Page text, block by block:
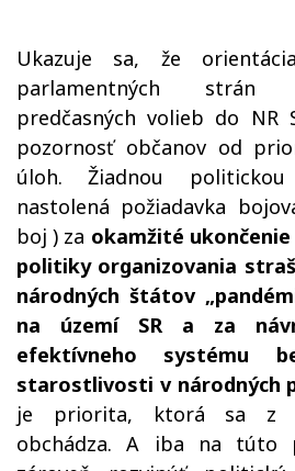
Ukazuje sa, že
parlamentných strán
predčasných volieb do NR
pozornosť občanov od
úloh. Žiadnou
nastolená požiadavka
boj ) za okamžité
politiky organizovania
národných štátov
na území SR a za
efektívneho systému
starostlivosti v národných
je priorita, ktorá sa z
obchádza. A iba na túto